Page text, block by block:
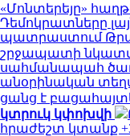
«Մոնտերեյը»
Դեմոկրատները
պատրաստում
շրջապատի
սահմանապահ
անօրինական
ցանց է
կտրուկ կփոխվի
հրաժեշտ կտանք